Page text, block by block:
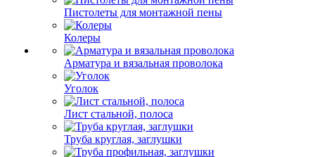
Пистолеты для монтажной пены
Колеры
Арматура и вязальная проволока
Уголок
Лист стальной, полоса
Труба круглая, заглушки